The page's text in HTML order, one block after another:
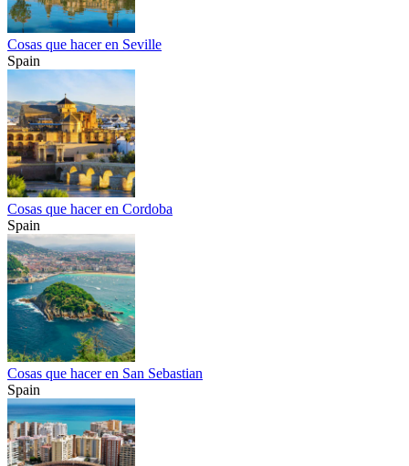
Cosas que hacer en Seville
Spain
Cosas que hacer en Cordoba
Spain
Cosas que hacer en San Sebastian
Spain